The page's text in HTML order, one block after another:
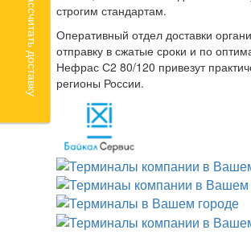
строгим стандартам.
Оперативный отдел доставки
отправку в сжатые сроки и по
Нефрас С2 80/120 привезут
регионы России.
Рассчитать доставку